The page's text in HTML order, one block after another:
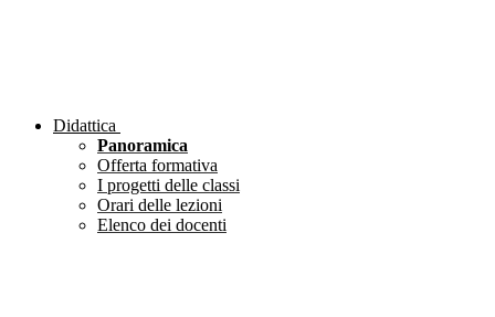
Didattica
Panoramica
Offerta formativa
I progetti delle classi
Orari delle lezioni
Elenco dei docenti